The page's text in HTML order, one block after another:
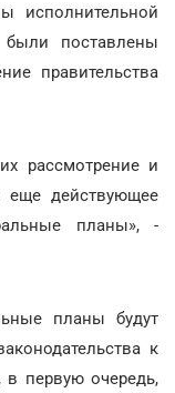
исполнительной
поставлены
правительства
рассмотрение и
еще действующее
планы», -
планы будут
к
в первую очередь,